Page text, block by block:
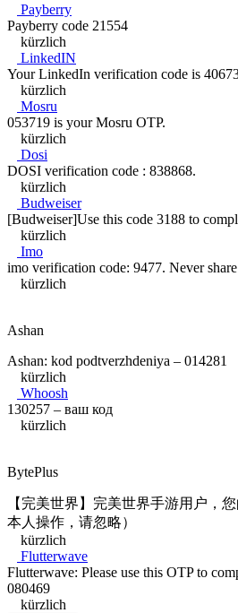
Payberry
Payberry code 21554
kürzlich
LinkedIN
Your LinkedIn verification code is
kürzlich
Mosru
053719 is your Mosru OTP.
kürzlich
Dosi
DOSI verification code : 838868.
kürzlich
Budweiser
[Budweiser]Use this code 3188 to
kürzlich
Imo
imo verification code: 9477. Never
kürzlich
Ashan
Ashan: kod podtverzhdeniya – 014281
kürzlich
Whoosh
130257 – ваш код
kürzlich
BytePlus
【完美世界】完美世界手游用户，
本人操作，请忽略）
kürzlich
Flutterwave
Flutterwave: Please use this OTP to
080469
kürzlich